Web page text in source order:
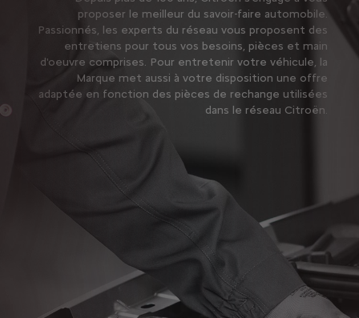
proposer le meilleur du savoir-faire automobile.
Passionnés, les experts du réseau vous proposent des
entretiens pour tous vos besoins, pièces et main
d'oeuvre comprises. Pour entretenir votre véhicule, la
Marque met aussi à votre disposition une offre
adaptée en fonction des pièces de rechange utilisées
dans le réseau Citroën.